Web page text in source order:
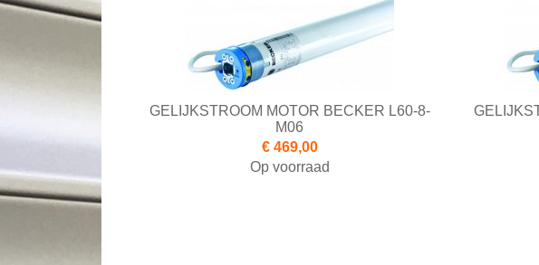
GELIJKSTROOM MOTOR BECKER L60-8-
M06
€ 469,00
Op voorraad